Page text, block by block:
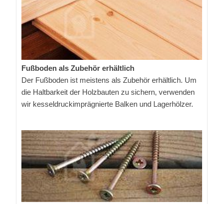
Fußboden als Zubehör erhältlich
Der Fußboden ist meistens als Zubehör erhältlich. Um
die Haltbarkeit der Holzbauten zu sichern, verwenden
wir kesseldruckimprägnierte Balken und Lagerhölzer.